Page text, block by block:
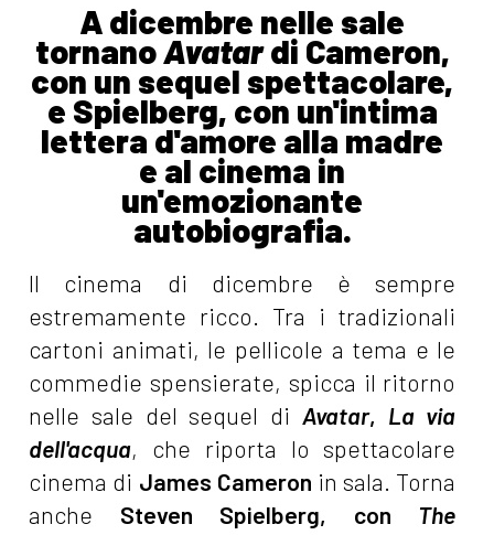
A dicembre nelle sale
tornanoAvatardi Cameron,
con un sequel spettacolare,
e Spielberg, con un'intima
lettera d'amore alla madre
e al cinema in
un'emozionante
autobiografia.
Il cinema di dicembre è sempre
estremamente ricco. Tra i tradizionali
cartoni animati, le pellicole a tema e le
commedie spensierate, spicca il ritorno
nelle sale del sequel di Avatar, La via
dell'acqua, che riporta lo spettacolare
cinema di James Cameron in sala. Torna
anche Steven Spielberg, con The